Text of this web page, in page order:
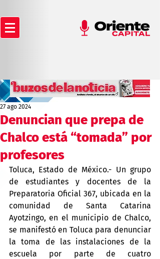
Denuncian que prepa de
Chalco está “tomada” por
profesores
27 ago 2024
Toluca, Estado de México.- Un grupo
de estudiantes y docentes de la
Preparatoria Oficial 367, ubicada en la
comunidad de Santa Catarina
Ayotzingo, en el municipio de Chalco,
se manifestó en Toluca para denunciar
la toma de las instalaciones de la
escuela por parte de cuatro